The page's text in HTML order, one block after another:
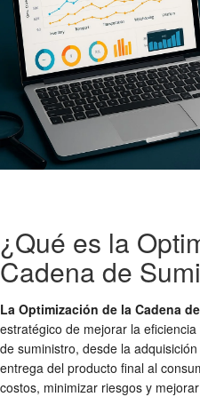
¿Qué es la
Cadena de
La Optimización de la Cadena
estratégico de mejorar la
de suministro, desde la
entrega del producto final al
costos, minimizar riesgos y